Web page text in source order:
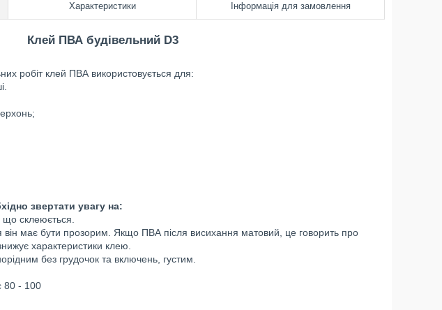
Характеристики Інформація для замовлення
Клей ПВА будівельний D3
робіт клей ПВА використовується для:
звертати увагу на:
що склеюється.
він має бути прозорим. Якщо ПВА після висихання матовий, це говорить про
характеристики клею.
без грудочок та включень, густим.
80 - 100